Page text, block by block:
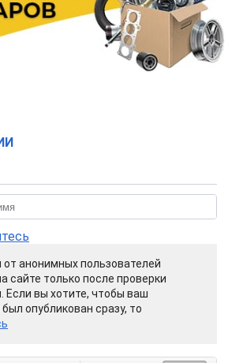
анонимных пользователей
сайте только после проверки
Если вы хотите, чтобы ваш
опубликован сразу, то